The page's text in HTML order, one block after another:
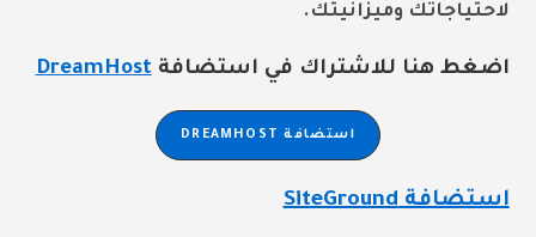
لاحتياجاتك وميزانيتك.
اضغط هنا للاشتراك في استضافةDreamHost
استضافة DREAMHOST
استضافة SiteGround